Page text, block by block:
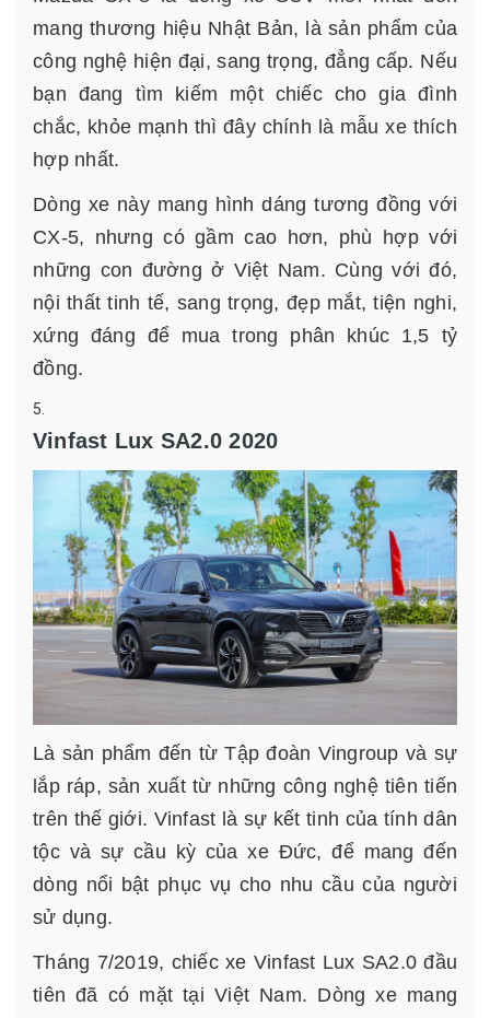
mang thương hiệu Nhật Bản, là sản phẩm của
công nghệ hiện đại, sang trọng, đẳng cấp. Nếu
bạn đang tìm kiếm một chiếc cho gia đình
chắc, khỏe mạnh thì đây chính là mẫu xe thích
hợp nhất.
Dòng xe này mang hình dáng tương đồng với
CX-5, nhưng có gầm cao hơn, phù hợp với
những con đường ở Việt Nam. Cùng với đó,
nội thất tinh tế, sang trọng, đẹp mắt, tiện nghi,
xứng đáng để mua trong phân khúc 1,5 tỷ
đồng.
Vinfast Lux SA2.0 2020
Là sản phẩm đến từ Tập đoàn Vingroup và sự
lắp ráp, sản xuất từ những công nghệ tiên tiến
trên thế giới. Vinfast là sự kết tinh của tính dân
tộc và sự cầu kỳ của xe Đức, để mang đến
dòng nổi bật phục vụ cho nhu cầu của người
sử dụng.
Tháng 7/2019, chiếc xe Vinfast Lux SA2.0 đầu
tiên đã có mặt tại Việt Nam. Dòng xe mang